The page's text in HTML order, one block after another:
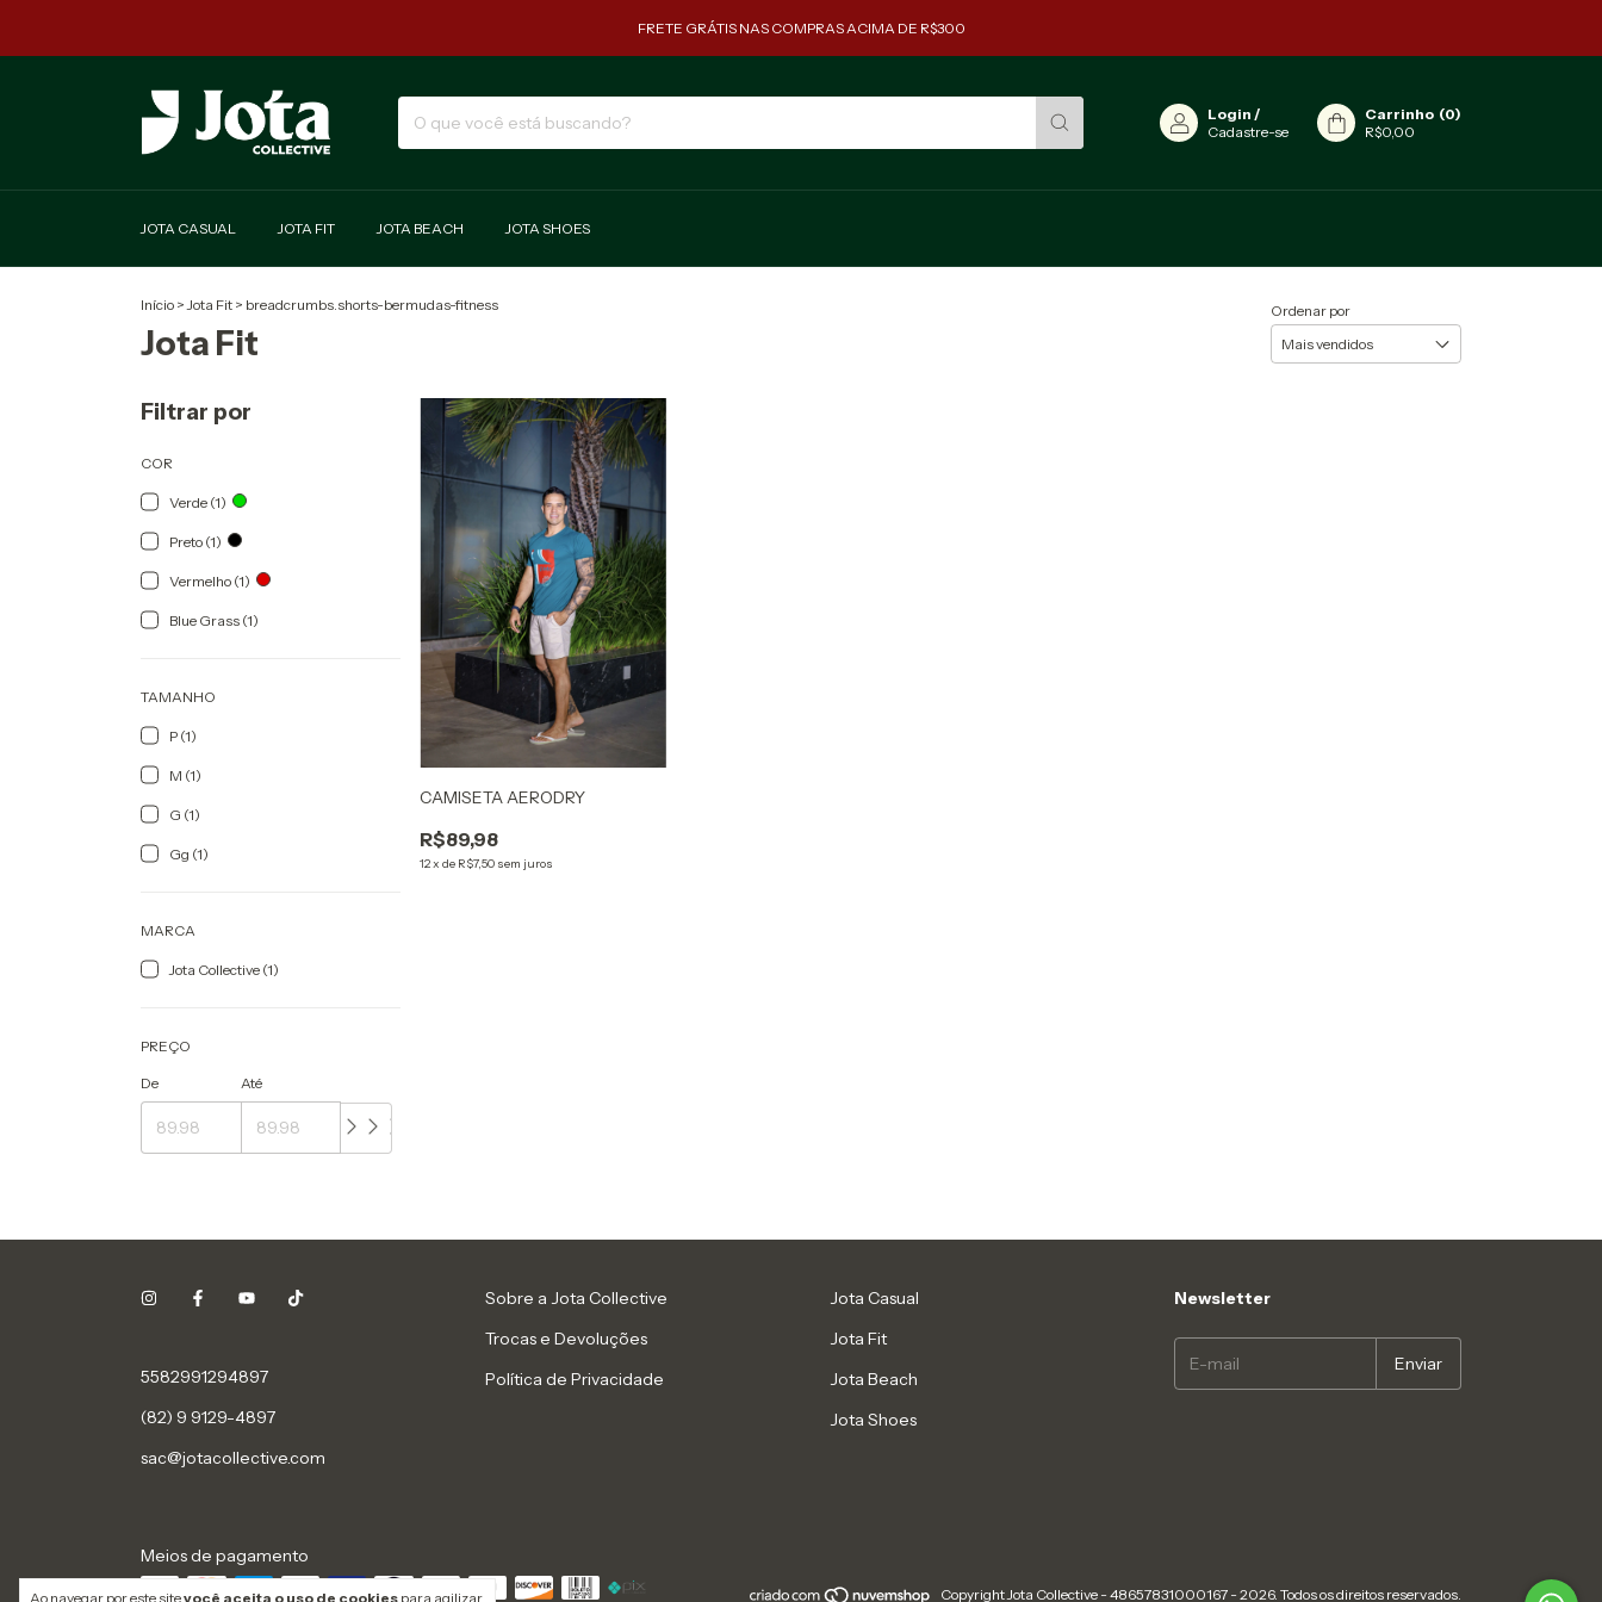
FRETE GRÁTIS NAS COMPRAS ACIMA DE R$300
Login /
Cadastre-se
Carrinho (0)
R$0,00
JOTA CASUAL JOTA FIT JOTA BEACH JOTA SHOES
Ao navegar por este sitevocê aceita o uso de cookies para agilizar
Início > Jota Fit > breadcrumbs.shorts-bermudas-fitness
Jota Fit
Ordenar por
Filtrar por
COR
Verde (1)
Preto (1)
Vermelho (1)
Blue Grass (1)
TAMANHO
P (1)
M (1)
G (1)
Gg (1)
MARCA
Jota Collective (1)
PREÇO
De Até
CAMISETA AERODRY
R$89,98
12xde R$7,50 sem juros
5582991294897
(82) 9 9129-4897
sac@jotacollective.com
Sobre a Jota Collective
Trocas e Devoluções
Política de Privacidade
Jota Casual
Jota Fit
Jota Beach
Jota Shoes
Newsletter
Meios de pagamento
Copyright Jota Collective - 48657831000167 - 2026. Todos os direitos reservados.